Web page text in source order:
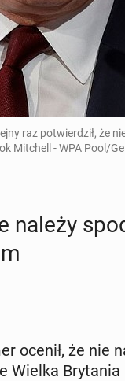
raz potwierdził, że
Mitchell - WPA Pool/
należy
ocenił, że nie
Wielka